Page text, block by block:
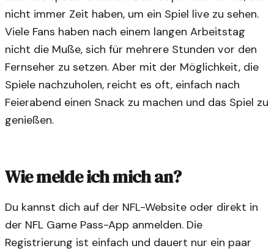
nicht immer Zeit haben, um ein Spiel live zu sehen.
Viele Fans haben nach einem langen Arbeitstag
nicht die Muße, sich für mehrere Stunden vor den
Fernseher zu setzen. Aber mit der Möglichkeit, die
Spiele nachzuholen, reicht es oft, einfach nach
Feierabend einen Snack zu machen und das Spiel zu
genießen.
Wie melde ich mich an?
Du kannst dich auf der NFL-Website oder direkt in
der NFL Game Pass-App anmelden. Die
Registrierung ist einfach und dauert nur ein paar